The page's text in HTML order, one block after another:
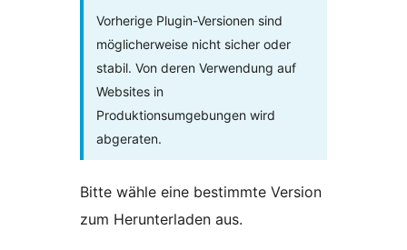
Vorherige Plugin-Versionen sind
möglicherweise nicht sicher oder
stabil. Von deren Verwendung auf
Websites in
Produktionsumgebungen wird
abgeraten.
Bitte wähle eine bestimmte Version
zum Herunterladen aus.